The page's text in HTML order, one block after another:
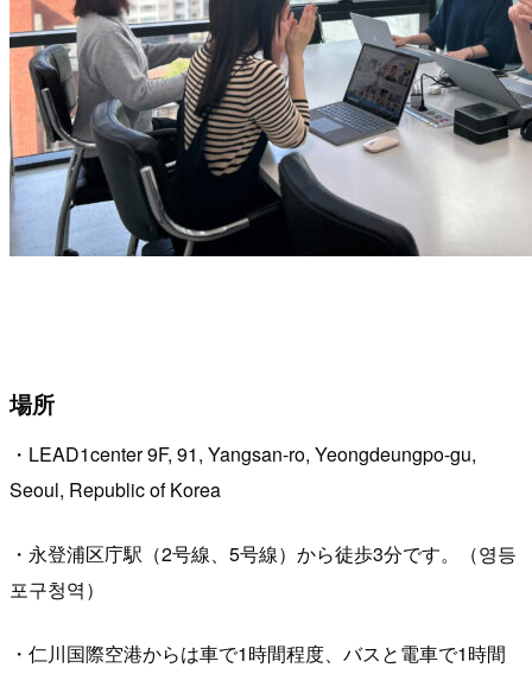
場所
・LEAD1center 9F, 91, Yangsan-ro, Yeongdeungpo-gu,
Seoul, Republic of Korea
・永登浦区庁駅（2号線、5号線）から徒歩3分です。（영등
포구청역）
・仁川国際空港からは車で1時間程度、バスと電車で1時間